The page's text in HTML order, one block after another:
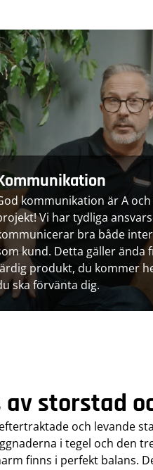
kommunikation är A
Vi har tydliga
bra både
kund. Detta gäller ända
produkt, du kommer
ska förvänta dig.
av storstad
och levande
i tegel och den
finns i perfekt balans.